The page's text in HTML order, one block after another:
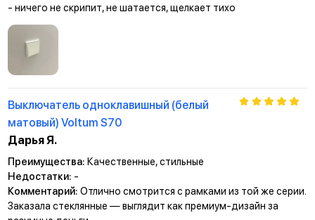
- ничего не скрипит, не шатается, щелкает тихо
Выключатель одноклавишный (белый
матовый) Voltum S70
Дарья Я.
Преимущества: Качественные, стильные
Недостатки: -
Комментарий: Отлично смотрится с рамками из той же серии.
Заказала стеклянные — выглядит как премиум-дизайн за